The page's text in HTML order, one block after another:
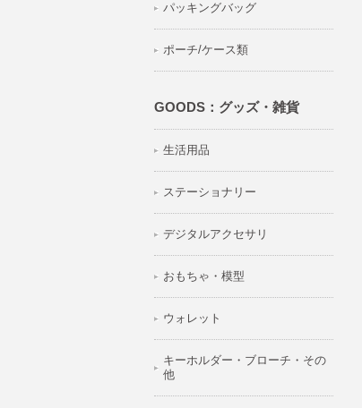
パッキングバッグ
ポーチ/ケース類
GOODS：グッズ・雑貨
生活用品
ステーショナリー
デジタルアクセサリ
おもちゃ・模型
ウォレット
キーホルダー・ブローチ・その
他